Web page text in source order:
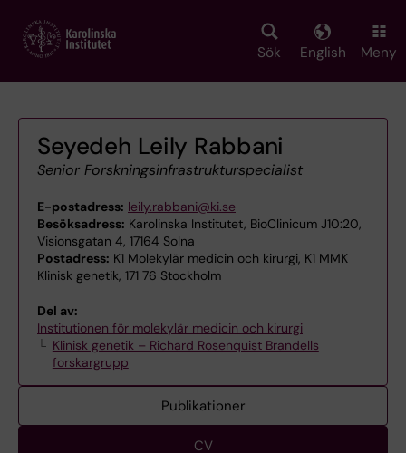
main
Sök English Meny
Seyedeh Leily Rabbani
Senior Forskningsinfrastrukturspecialist
E-postadress: leily.rabbani@ki.se
Besöksadress: Karolinska Institutet, BioClinicum J10:20,
Visionsgatan 4, 17164 Solna
Postadress: K1 Molekylär medicin och kirurgi, K1 MMK
Klinisk genetik, 171 76 Stockholm
Del av:
Institutionen för molekylär medicin och kirurgi
Klinisk genetik – Richard Rosenquist Brandells
forskargrupp
Publikationer
CV